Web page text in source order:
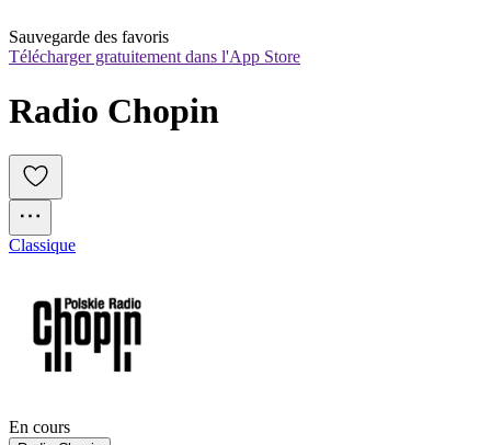
Sauvegarde des favoris
Télécharger gratuitement dans l'App Store
Radio Chopin
Classique
En cours